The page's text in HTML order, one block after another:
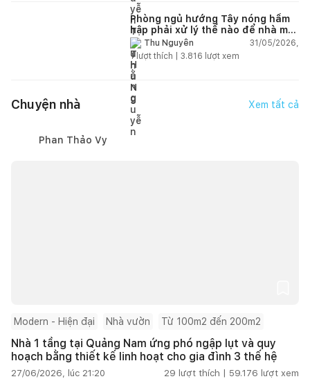
Phòng ngủ hướng Tây nóng hầm
hập phải xử lý thế nào để nhà mát
hơn?Thu Nguyễn
31/05/2026,
1lượt thích | 3.816 lượt xem
Chuyện nhà Xem tất cả
Phan Thảo Vy
Modern - Hiện đại Nhà vườn Từ 100m2 đến 200m2
Nhà 1 tầng tại Quảng Nam ứng phó ngập lụt và quy
hoạch bằng thiết kế linh hoạt cho gia đình 3 thế hệ
27/06/2026, lúc 21:20 29 lượt thích | 59.176 lượt xem